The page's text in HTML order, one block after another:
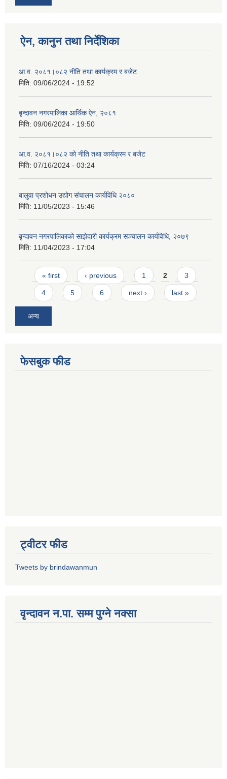
ऐन, कानुन तथा निर्देशिका
आ.व. २०८१।०८२ नीति तथा कार्यक्रम र बजेट
मिति: 09/06/2024 - 19:52
बृन्दावन नगरपालिका आर्थिक ऐन, २०८१
मिति: 09/06/2024 - 19:50
आ.व. २०८१।०८२ को नीति तथा कार्यक्रम र बजेट
मिति: 07/16/2024 - 03:24
बालुवा प्रशोधन उद्योग संचालन कार्यविधि २०८०
मिति: 11/05/2023 - 15:46
बृन्दावन नगरपालिकाको साझेदारी कार्यक्रम सञ्चालन कार्यविधि, २०७९
मिति: 11/04/2023 - 17:04
Pages
« first ‹ previous 1 2 3
4 5 6 next › last »
अन्य
फेसबुक फीड
ट्वीटर फीड
Tweets by brindawanmun
वृन्दावन न.पा. सम्म पुग्ने नक्सा